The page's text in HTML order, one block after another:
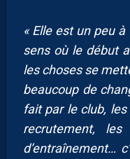
« Elle est un peu
sens où le début
les choses se
beaucoup de
fait par le club, les
recrutement, les
d’entraînement…